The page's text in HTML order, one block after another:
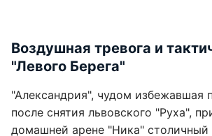
Воздушная тревога и
"Левого Берега"
"Александрия", чудом избежавшая
после снятия львовского "Руха",
домашней арене "Ника" столичный